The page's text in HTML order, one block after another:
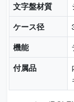
文字盤材質
ケース径
機能
付属品